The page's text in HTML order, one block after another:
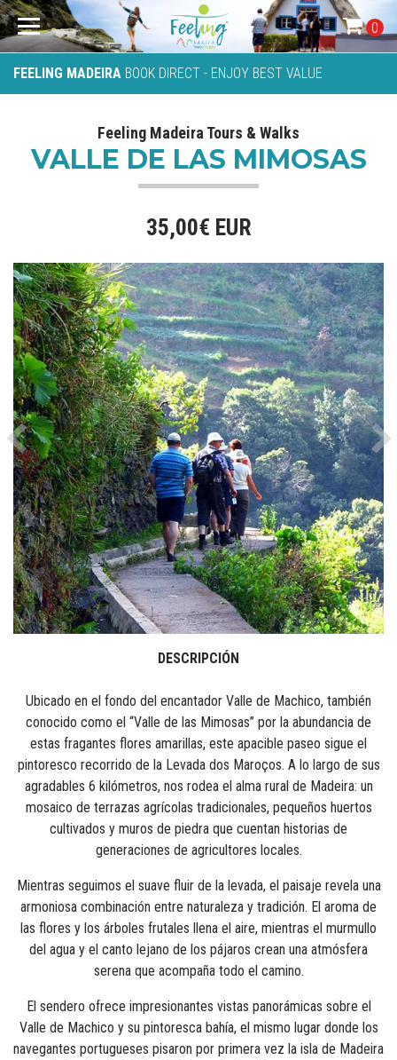
FEELING MADEIRA BOOK DIRECT - ENJOY BEST VALUE
0
Feeling Madeira Tours & Walks
VALLE DE LAS MIMOSAS
35,00€ EUR
Previous
DESCRIPCIÓN
Ubicado en el fondo del encantador Valle de Machico, también
conocido como el “Valle de las Mimosas” por la abundancia de
estas fragantes flores amarillas, este apacible paseo sigue el
pintoresco recorrido de la Levada dos Maroços. A lo largo de sus
agradables 6 kilómetros, nos rodea el alma rural de Madeira: un
mosaico de terrazas agrícolas tradicionales, pequeños huertos
cultivados y muros de piedra que cuentan historias de
generaciones de agricultores locales.
Mientras seguimos el suave fluir de la levada, el paisaje revela una
armoniosa combinación entre naturaleza y tradición. El aroma de
las flores y los árboles frutales llena el aire, mientras el murmullo
del agua y el canto lejano de los pájaros crean una atmósfera
serena que acompaña todo el camino.
El sendero ofrece impresionantes vistas panorámicas sobre el
Valle de Machico y su pintoresca bahía, el mismo lugar donde los
navegantes portugueses pisaron por primera vez la isla de Madeira